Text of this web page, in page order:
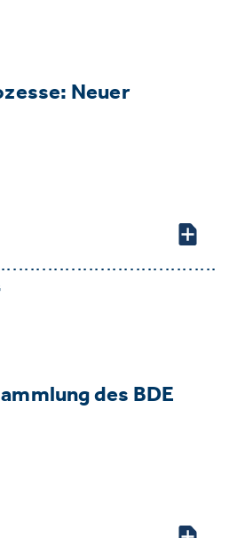
Neuer
des BDE